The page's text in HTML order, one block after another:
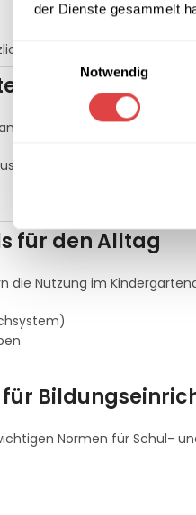
der Dienste gesammelt
Einwilligungsauswahl
Notwendig
Sicherheit
– langlebig
Buchenholz-
9 mm Sperrholz
für den Alltag
die Nutzung im
Normen für Schul-